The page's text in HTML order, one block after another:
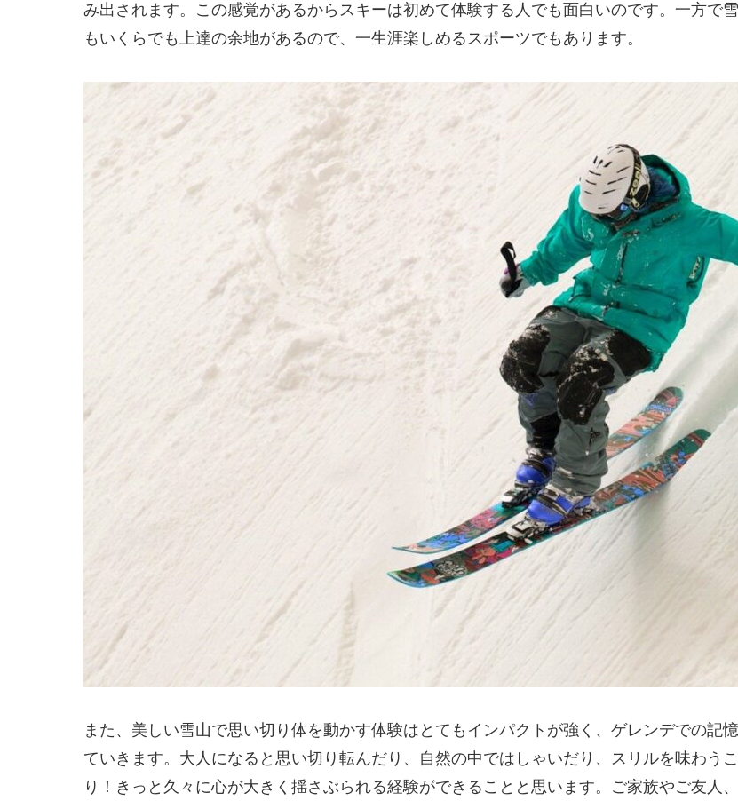
み出されます。この感覚があるからスキーは初めて体験する人でも面白いのです。一方で
もいくらでも上達の余地があるので、一生涯楽しめるスポーツでもあります。
また、美しい雪山で思い切り体を動かす体験はとてもインパクトが強く、ゲレンデでの記
ていきます。大人になると思い切り転んだり、自然の中ではしゃいだり、スリルを味わう
り！きっと久々に心が大きく揺さぶられる経験ができることと思います。ご家族やご友人